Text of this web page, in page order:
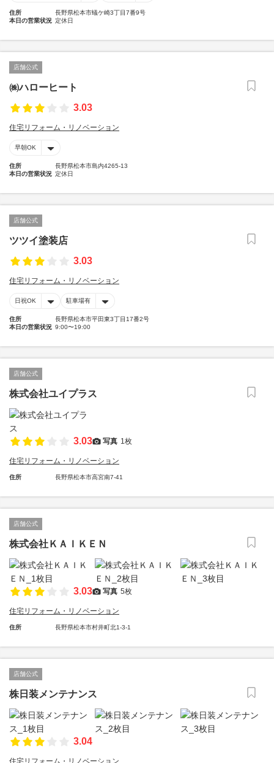
住所
長野県松本市蟻ケ崎3丁目7番9号
本日の営業状況 定休日
店舗公式
㈱ハローヒート
3.03
住宅リフォーム・リノベーション
早朝OK
住所
長野県松本市島内4265-13
本日の営業状況 定休日
店舗公式
ツツイ塗装店
3.03
住宅リフォーム・リノベーション
日祝OK 駐車場有
住所
長野県松本市平田東3丁目17番2号
本日の営業状況 9:00〜19:00
店舗公式
株式会社ユイプラス
3.03 写真 1枚
住宅リフォーム・リノベーション
住所 長野県松本市高宮南7-41
店舗公式
株式会社ＫＡＩＫＥＮ
3.03 写真 5枚
住宅リフォーム・リノベーション
住所 長野県松本市村井町北1-3-1
店舗公式
株日装メンテナンス
3.04
住宅リフォーム・リノベーション